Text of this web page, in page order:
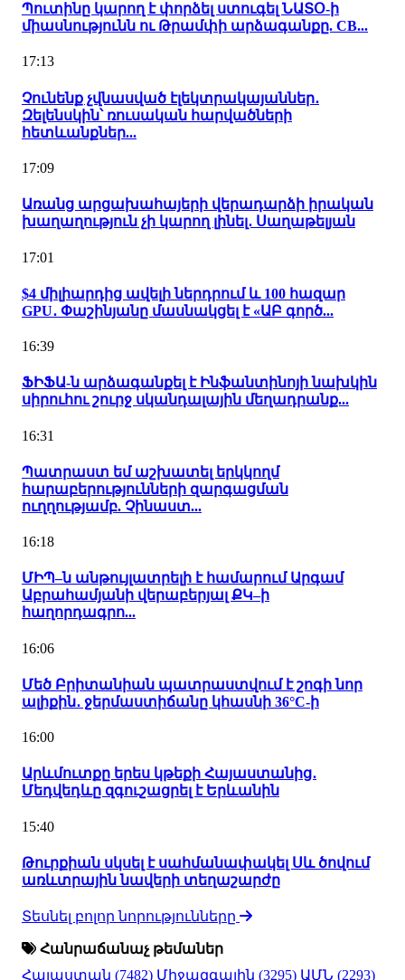
Պուտինը կարող է փորձել ստուգել ՆԱՏՕ-ի
միասնությունն ու Թրամփի արձագանքը. CB...
17:13
Չունենք չվնասված էլեկտրակայաններ․
Զելենսկին՝ ռուսական հարվածների
հետևանքներ...
17:09
Առանց արցախահայերի վերադարձի իրական
խաղաղություն չի կարող լինել․ Սաղաթելյան
17:01
$4 միլիարդից ավելի ներդրում և 100 հազար
GPU․ Փաշինյանը մասնակցել է «ԱԲ գործ...
16:39
ՖԻՖԱ-ն արձագանքել է Ինֆանտինոյի նախկին
սիրուհու շուրջ սկանդալային մեղադրանք...
16:31
Պատրաստ եմ աշխատել երկկողմ
հարաբերությունների զարգացման
ուղղությամբ. Չինաստ...
16:18
ՄԻՊ–ն անթույլատրելի է համարում Արգամ
Աբրահամյանի վերաբերյալ ՔԿ–ի
հաղորդագրո...
16:06
Մեծ Բրիտանիան պատրաստվում է շոգի նոր
ալիքին․ ջերմաստիճանը կհասնի 36°C-ի
16:00
Արևմուտքը երես կթեքի Հայաստանից․
Մեդվեդևը զգուշացրել է Երևանին
15:40
Թուրքիան սկսել է սահմանափակել Սև ծովում
առևտրային նավերի տեղաշարժը
Տեսնել բոլոր նորությունները
Հանրաճանաչ թեմաներ
Հայաստան (7482) Միջազգային (3295) ԱՄՆ (2293)